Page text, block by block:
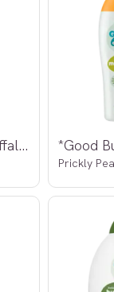
*Good Bubble Gruffalo Hand Gel + Antibac
Prickly